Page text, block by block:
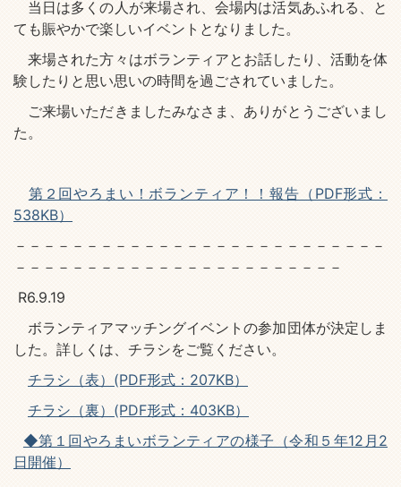
当日は多くの人が来場され、会場内は活気あふれる、と
ても賑やかで楽しいイベントとなりました。
来場された方々はボランティアとお話したり、活動を体
験したりと思い思いの時間を過ごされていました。
ご来場いただきましたみなさま、ありがとうございまし
た。
第２回やろまい！ボランティア！！報告（PDF形式：
538KB）
－－－－－－－－－－－－－－－－－－－－－－－－－－
－－－－－－－－－－－－－－－－－－－－－－－
R6.9.19
ボランティアマッチングイベントの参加団体が決定しま
した。詳しくは、チラシをご覧ください。
チラシ（表）(PDF形式：207KB）
チラシ（裏）(PDF形式：403KB）
◆第１回やろまいボランティアの様子（令和５年12月2
日開催）